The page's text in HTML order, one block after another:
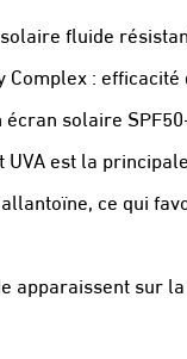
fluide
:
solaire
est la
ce qui
apparaissent sur